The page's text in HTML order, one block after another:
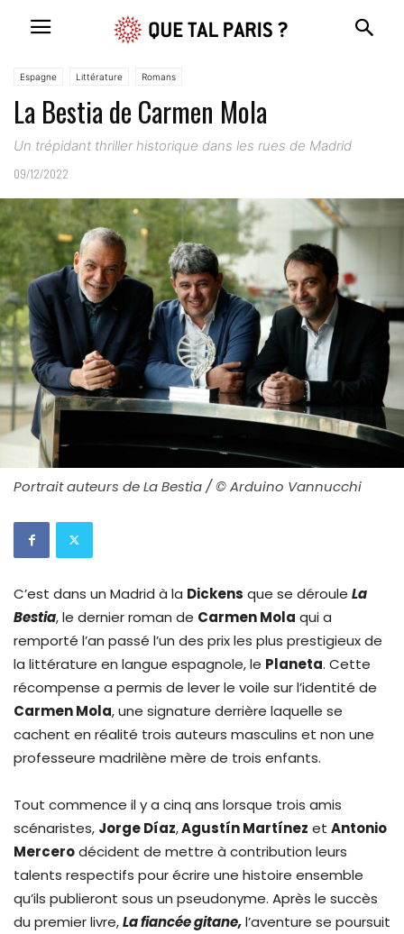
Espagne Littérature Romans
La Bestia de Carmen Mola
Un trépidant thriller historique dans les rues de Madrid
09/12/2022
Portrait auteurs de La Bestia / © Arduino Vannucchi
C’est dans un Madrid à la Dickens que se déroule La
Bestia, le dernier roman de Carmen Mola qui a
remporté l’an passé l’un des prix les plus prestigieux de
la littérature en langue espagnole, le Planeta. Cette
récompense a permis de lever le voile sur l’identité de
Carmen Mola, une signature derrière laquelle se
cachent en réalité trois auteurs masculins et non une
professeure madrilène mère de trois enfants.
Tout commence il y a cinq ans lorsque trois amis
scénaristes, Jorge Díaz,Agustín Martínez et Antonio
Mercerodécident de mettre à contribution leurs
talents respectifs pour écrire une histoire ensemble
qu’ils publieront sous un pseudonyme. Après le succès
du premier livre,La fiancée gitane,l’aventure se poursuit